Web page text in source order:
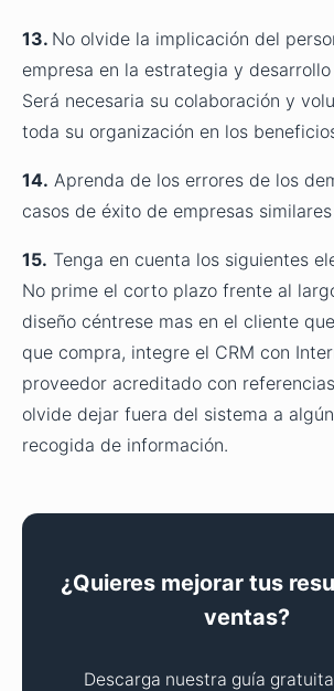
13. No olvide la implicación del
empresa en la estrategia y
Será necesaria su colaboración y
toda su organización en los
14. Aprenda de los errores de los
casos de éxito de empresas
15. Tenga en cuenta los siguientes
No prime el corto plazo frente al
diseño céntrese mas en el cliente
que compra, integre el CRM con
proveedor acreditado con
olvide dejar fuera del sistema a
recogida de información.
¿Quieres mejorar tus
ventas?
Descarga nuestra guía